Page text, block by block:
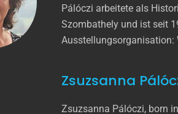
Pálóczi arbeitete als
Szombathely und ist seit
Ausstellungsorganisation:
Zsuzsanna
Zsuzsanna Pálóczi, born